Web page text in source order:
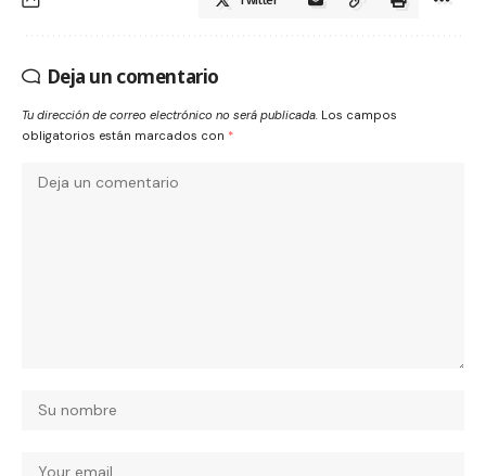
Deja un comentario
Tu dirección de correo electrónico no será publicada. Los campos
obligatorios están marcados con *